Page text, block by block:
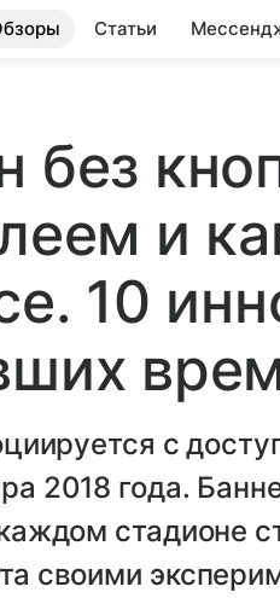
Статьи
без
и
10
с
2018 года.
стадионе
своими